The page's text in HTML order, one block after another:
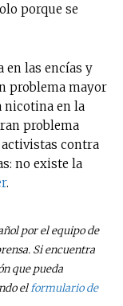
porque se
en las encías y
problema mayor
nicotina en la
problema
contra
no existe la
.
por el equipo de
Si encuentra
que pueda
elformulario de